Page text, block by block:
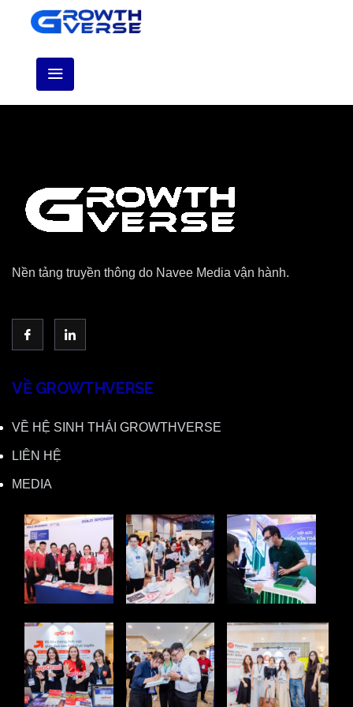
Nền tảng truyền thông do Navee Media vận hành.
VỀ GROWTHVERSE
VỀ HỆ SINH THÁI GROWTHVERSE
LIÊN HỆ
MEDIA